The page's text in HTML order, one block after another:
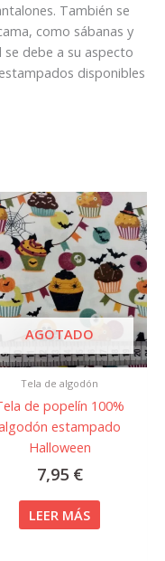
También se
como sábanas y
debe a su aspecto
disponibles
AGOTADO
Tela de algodón
de popelín 100%
estampado
Halloween
7,95 €
LEER MÁS